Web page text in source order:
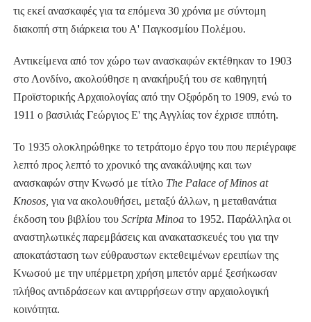
τις εκεί ανασκαφές για τα επόμενα 30 χρόνια με σύντομη
διακοπή στη διάρκεια του Α' Παγκοσμίου Πολέμου.
Αντικείμενα από τον χώρο των ανασκαφών εκτέθηκαν το 1903
στο Λονδίνο, ακολούθησε η ανακήρυξή του σε καθηγητή
Προϊστορικής Αρχαιολογίας από την Οξφόρδη το 1909, ενώ το
1911 ο βασιλιάς Γεώργιος Ε' της Αγγλίας τον έχρισε ιππότη.
Το 1935 ολοκληρώθηκε το τετράτομο έργο του που περιέγραφε
λεπτό προς λεπτό το χρονικό της ανακάλυψης και των
ανασκαφών στην Κνωσό με τίτλο The Palace of Minos at
Knosos, για να ακολουθήσει, μεταξύ άλλων, η μεταθανάτια
έκδοση του βιβλίου τουScripta Minoaτο 1952. Παράλληλα οι
αναστηλωτικές παρεμβάσεις και ανακατασκευές του για την
αποκατάσταση των εύθραυστων εκτεθειμένων ερειπίων της
Κνωσού με την υπέρμετρη χρήση μπετόν αρμέ ξεσήκωσαν
πλήθος αντιδράσεων και αντιρρήσεων στην αρχαιολογική
κοινότητα.